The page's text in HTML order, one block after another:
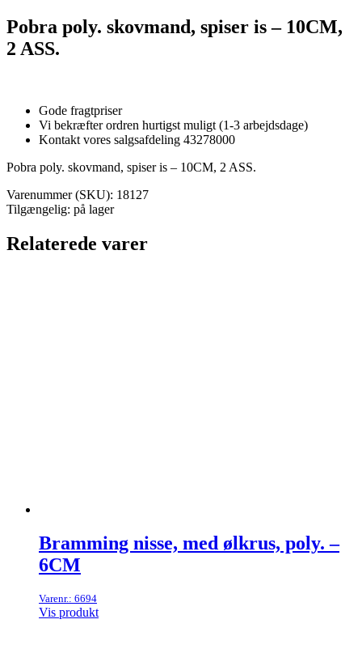
Pobra poly. skovmand, spiser is – 10CM,
2 ASS.
Gode fragtpriser
Vi bekræfter ordren hurtigst muligt (1-3 arbejdsdage)
Kontakt vores salgsafdeling 43278000
Pobra poly. skovmand, spiser is – 10CM, 2 ASS.
Varenummer (SKU): 18127
Tilgængelig: på lager
Relaterede varer
Bramming nisse, med ølkrus, poly. –
6CM
Varenr.: 6694
Vis produkt